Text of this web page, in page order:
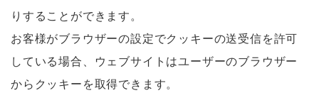
りすることができます。
お客様がブラウザーの設定でクッキーの送受信を許可
している場合、ウェブサイトはユーザーのブラウザー
からクッキーを取得できます。